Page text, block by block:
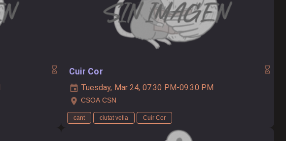
Cuir Cor
Tuesday, Mar 24, 07:30 PM-09:30 PM
CSOA CSN
cant ciutat vella Cuir Cor